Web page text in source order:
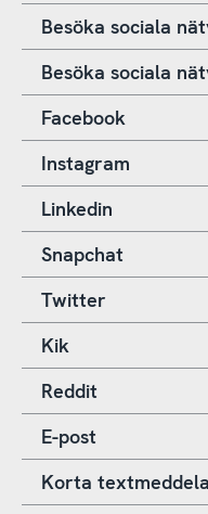
Besöka sociala
Besöka sociala
Facebook
Instagram
Linkedin
Snapchat
Twitter
Kik
Reddit
E-post
Korta